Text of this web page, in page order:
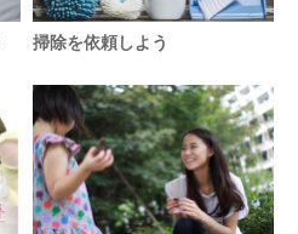
掃除を依頼しよう